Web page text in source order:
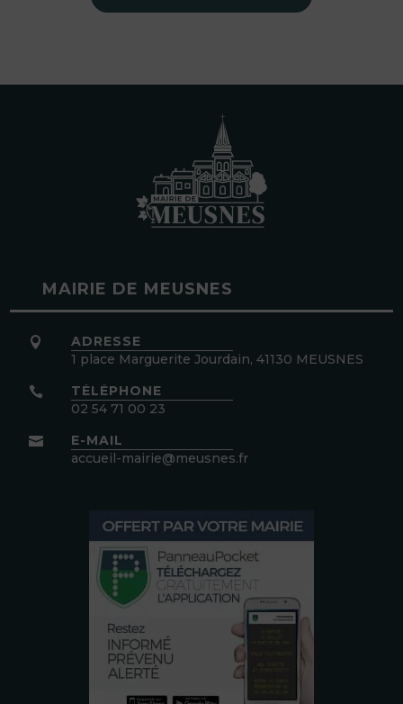
MAIRIE DE MEUSNES

ADRESSE
1 place Marguerite Jourdain, 41130 MEUSNES

TÉLÉPHONE
02 54 71 00 23

E-MAIL
accueil-mairie@meusnes.fr